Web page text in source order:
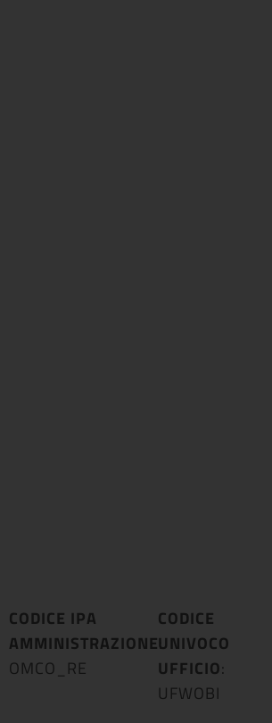
CODICE IPA
AMMINISTRAZIONE:
OMCO_RE
CODICE
UNIVOCO
UFFICIO:
UFWOBI